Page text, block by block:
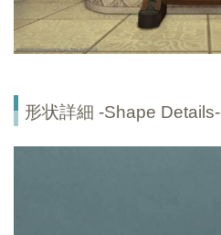
形状詳細 -Shape Details-